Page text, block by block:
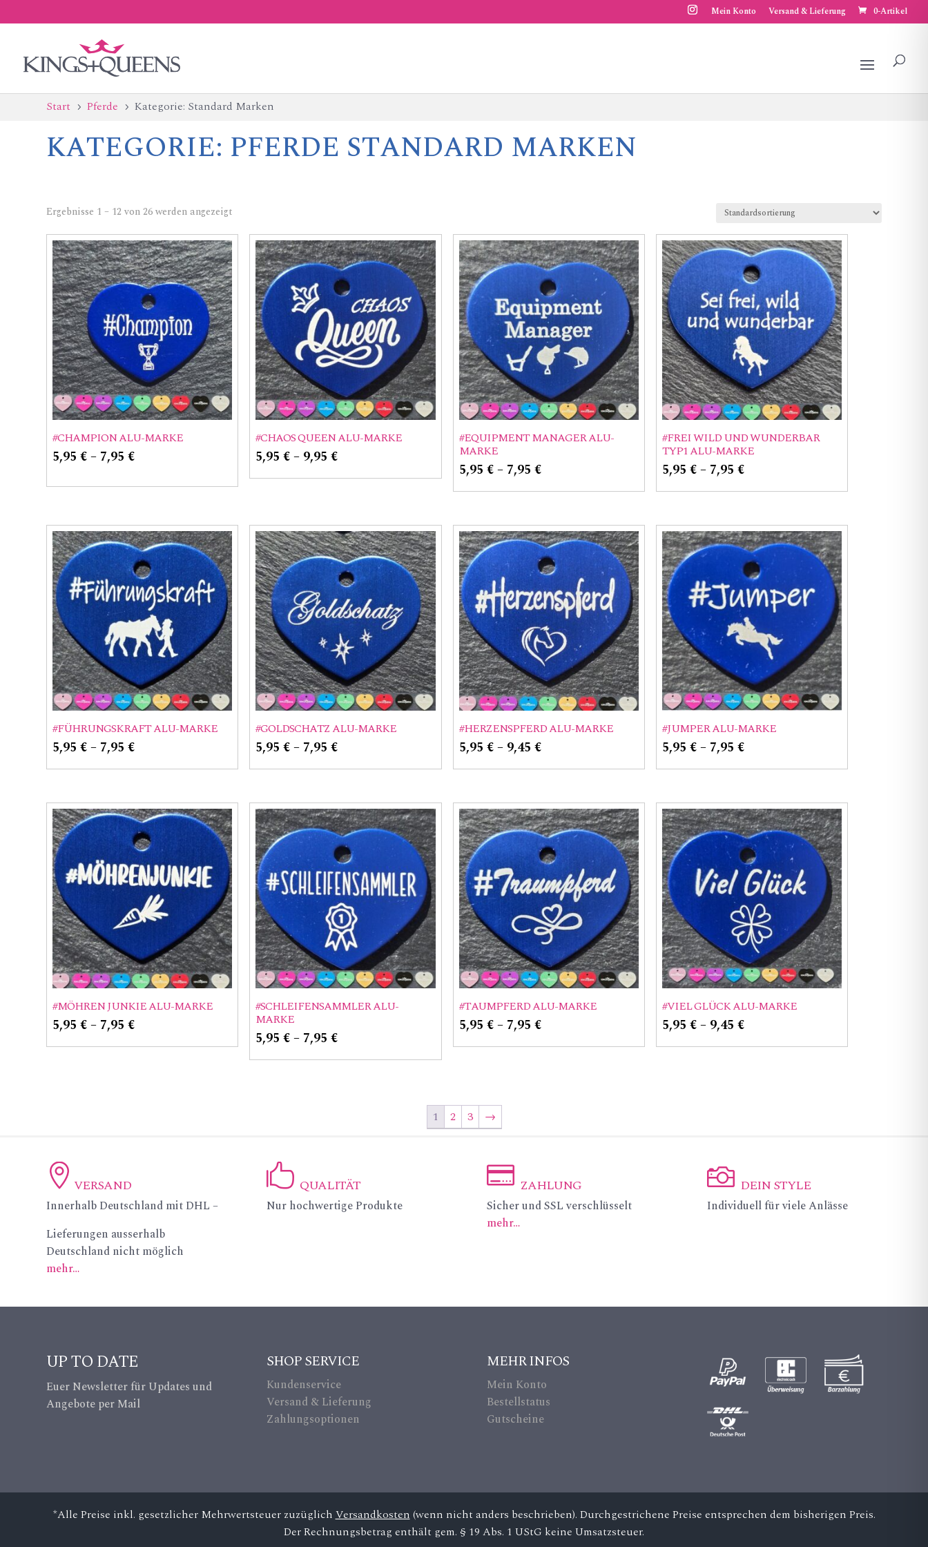
Mein Konto Versand & Lieferung 0-Artikel
Start 5 Pferde 5 Kategorie: Standard Marken
KATEGORIE: PFERDE STANDARD MARKEN
Ergebnisse 1 – 12 von 26 werden angezeigt
#CHAMPION ALU-MARKE
5,95€– 7,95€
#CHAOS QUEEN ALU-MARKE
5,95€– 9,95€
#EQUIPMENT MANAGER ALU-
MARKE
5,95 €– 7,95 €
#FREI WILD UND WUNDERBAR
TYP1 ALU-MARKE
5,95 €– 7,95 €
#FÜHRUNGSKRAFT ALU-MARKE
5,95€– 7,95€
#GOLDSCHATZ ALU-MARKE
5,95€– 7,95€
#HERZENSPFERD ALU-MARKE
5,95 €– 9,45 €
#JUMPER ALU-MARKE
5,95 €– 7,95 €
#MÖHREN JUNKIE ALU-MARKE
5,95€– 7,95€
#SCHLEIFENSAMMLER ALU-
MARKE
5,95€– 7,95€
#TAUMPFERD ALU-MARKE
5,95 €– 7,95 €
#VIEL GLÜCK ALU-MARKE
5,95 €– 9,45 €
1 2 3 →
ic
on
_p
_a
ic
on
VERSAND
Innerhalb Deutschland mit DHL –
Lieferungen ausserhalb
Deutschland nicht möglich
mehr…
ic
ic
QUALITÄT
Nur hochwertige Produkte
ic
on
dit
rd
ic
on
ZAHLUNG
Sicher und SSL verschlüsselt
mehr…
ic
m
a_
alt
ic
DEIN STYLE
Individuell für viele Anlässe
UP TO DATE
Euer Newsletter für Updates und
Angebote per Mail
SHOP SERVICE
Kundenservice
Versand & Lieferung
Zahlungsoptionen
MEHR INFOS
Mein Konto
Bestellstatus
Gutscheine
*Alle Preise inkl. gesetzlicher Mehrwertsteuer zuzüglichVersandkosten(wenn nicht anders beschrieben). Durchgestrichene Preise entsprechen dem bisherigen Preis.
Der Rechnungsbetrag enthält gem. § 19 Abs. 1 UStG keine Umsatzsteuer.